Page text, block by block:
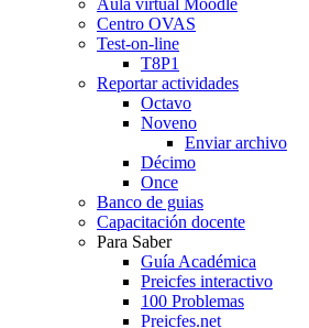
Centro OVAS
Test-on-line
T8P1
Reportar actividades
Octavo
Noveno
Enviar archivo
Décimo
Once
Banco de guias
Capacitación docente
Para Saber
Guía Académica
Preicfes interactivo
100 Problemas
Preicfes.net